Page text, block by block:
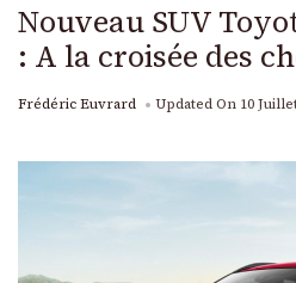
Nouveau SUV
: A la croisée des
Frédéric Euvrard Updated On 10